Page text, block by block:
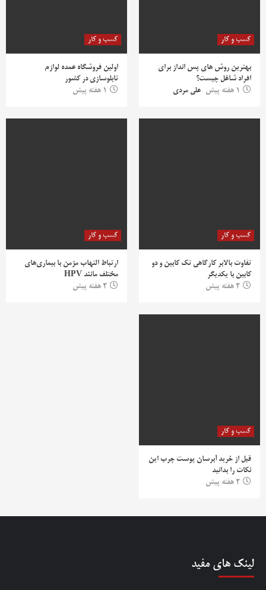
کسب و کار
بهترین روش‌ های پس‌ انداز برای
افراد شاغل چیست؟
1 هفته پیش
علی مردی
کسب و کار
اولین فروشگاه عمده لوازم
تابلوسازی در کشور
1 هفته پیش
کسب و کار
تفاوت بالابر کارگاهی تک کابین و دو
کابین با یکدیگر
2 هفته پیش
کسب و کار
ارتباط التهاب مزمن با بیماری‌های
مختلف مانند HPV
2 هفته پیش
کسب و کار
قبل از خرید آبرسان پوست چرب این
نکات را بدانید
2 هفته پیش
لینک های مفید